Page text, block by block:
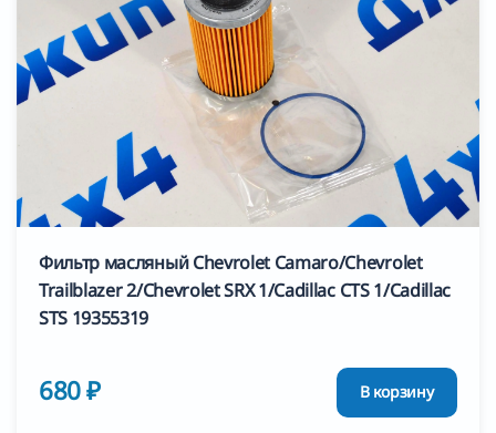
Фильтр масляный Chevrolet Camaro/Chevrolet
Trailblazer 2/Chevrolet SRX 1/Cadillac CTS 1/Cadillac
STS 19355319
680 ₽ В корзину